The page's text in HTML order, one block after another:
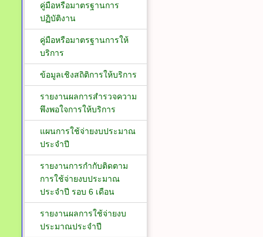
คู่มือหรือมาตรฐานการ
ปฏิบัติงาน
คู่มือหรือมาตรฐานการให้
บริการ
ข้อมูลเชิงสถิติการให้บริการ
รายงานผลการสำรวจความ
พึงพอใจการให้บริการ
แผนการใช้จ่ายงบประมาณ
ประจำปี
รายงานการกำกับติดตาม
การใช้จ่ายงบประมาณ
ประจำปี รอบ 6 เดือน
รายงานผลการใช้จ่ายงบ
ประมาณประจำปี